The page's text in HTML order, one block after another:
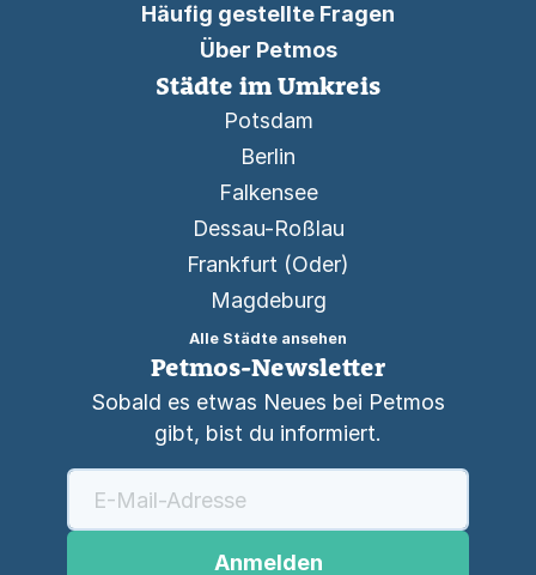
Häufig gestellte Fragen
Über Petmos
Städte im Umkreis
Potsdam
Berlin
Falkensee
Dessau-Roßlau
Frankfurt (Oder)
Magdeburg
Alle Städte ansehen
Petmos-Newsletter
Sobald es etwas Neues bei Petmos
gibt, bist du informiert.
Anmelden